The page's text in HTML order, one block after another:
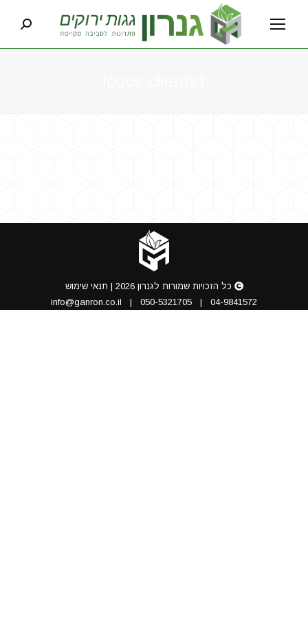
כל הזכויות שמורות לגנרון 2026 |
תנאי שימוש
04-9841572
|
050-5321705
|
info@ganron.co.il